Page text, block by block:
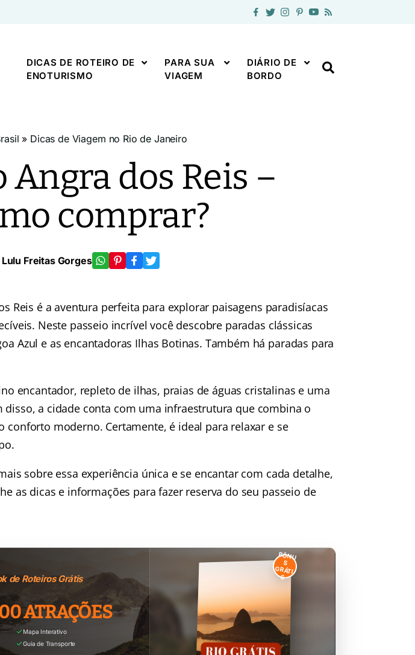
DICAS DE ROTEIRO DE
ENOTURISMO
PARA SUA
VIAGEM
DIÁRIO DE
BORDO
» Dicas de Viagem no Rio de Janeiro
Angra dos Reis –
comprar?
Lulu Freitas Gorges
Reis é a aventura perfeita para explorar paisagens paradisíacas
Neste passeio incrível você descobre paradas clássicas
Azul e as encantadoras Ilhas Botinas. Também há paradas para
encantador, repleto de ilhas, praias de águas cristalinas e uma
a cidade conta com uma infraestrutura que combina o
conforto moderno. Certamente, é ideal para relaxar e se
sobre essa experiência única e se encantar com cada detalhe,
as dicas e informações para fazer reserva do seu passeio de
de Roteiros Grátis
ATRAÇÕES
Mapa Interativo
Guia de Transporte
BÔNU
S
GRÁTI
S